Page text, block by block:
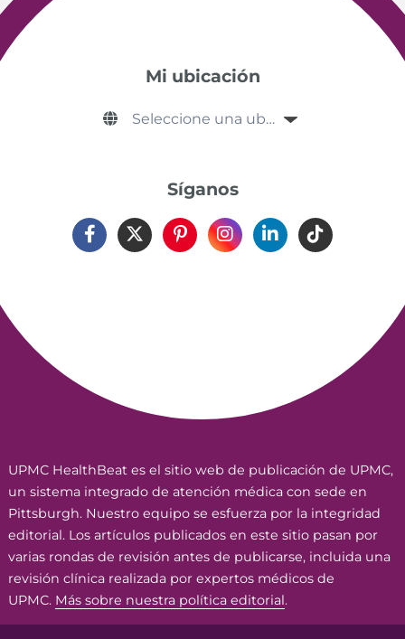
Mi ubicación
Síganos
UPMC HealthBeat es el sitio web de publicación de UPMC,
un sistema integrado de atención médica con sede en
Pittsburgh. Nuestro equipo se esfuerza por la integridad
editorial. Los artículos publicados en este sitio pasan por
varias rondas de revisión antes de publicarse, incluida una
revisión clínica realizada por expertos médicos de
UPMC. Más sobre nuestra política editorial.